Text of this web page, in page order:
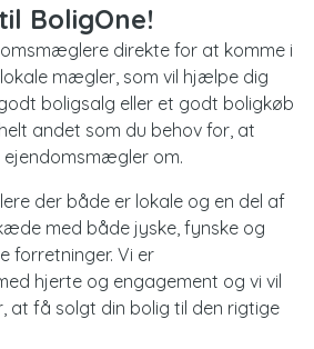
BoligOne!
direkte for at komme i
mægler, som vil hjælpe dig
boligsalg eller et godt boligkøb
andet som du behov for, at
ejendomsmægler om.
der både er lokale og en del af
med både jyske, fynske og
forretninger. Vi er
hjerte og engagement og vi vil
at få solgt din bolig til den rigtige